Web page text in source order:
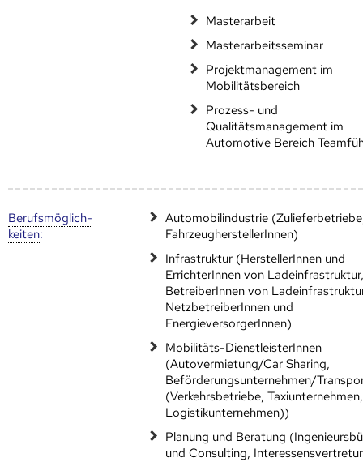
Masterarbeit
Masterarbeitsseminar
Projektmanagement im
Mobilitätsbereich
Prozess- und
Qualitätsmanagement im
Automotive Bereich
Berufs­möglich­
keiten:
Automobilindustrie
FahrzeugherstellerInnen)
Infrastruktur (HerstellerInnen und
ErrichterInnen von
BetreiberInnen von
NetzbetreiberInnen und
EnergieversorgerInnen)
Mobilitäts-DienstleisterInnen
(Autovermietung/Car Sharing,
Beförderungsunternehmen/
(Verkehrsbetriebe, Taxiunternehmen,
Logistikunternehmen))
Planung und Beratung
und Consulting,